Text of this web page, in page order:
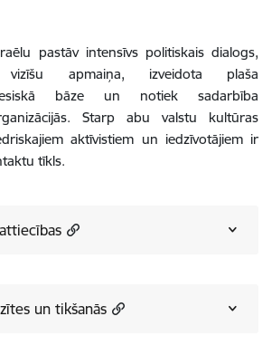
pastāv intensīvs politiskais dialogs,
apmaiņa, izveidota plaša
bāze un notiek sadarbība
Starp abu valstu kultūras
aktīvistiem un iedzīvotājiem ir
tīkls.
un tikšanās